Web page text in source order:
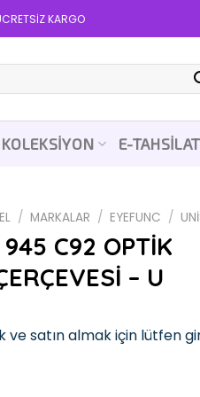
KARGO
KOLEKSIYON E-TAHSILAT
/ MARKALAR / EYEFUNC /
945 C92 OPTİK
– U
ve satın almak için lütfen